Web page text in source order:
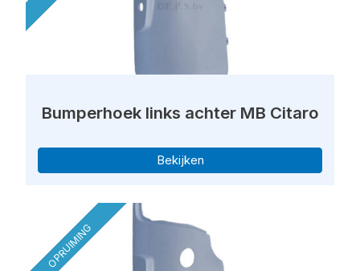
Bumperhoek links achter MB Citaro
Bekijken
OPRUIMING